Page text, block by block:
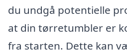
du undgå potentielle
at din tørretumbler er
fra starten. Dette kan